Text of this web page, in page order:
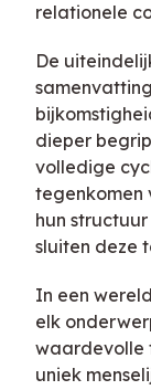
relationele
De
dieper
volledige
tegenkomen
hun
sluiten deze
In een
elk
waardevolle
uniek